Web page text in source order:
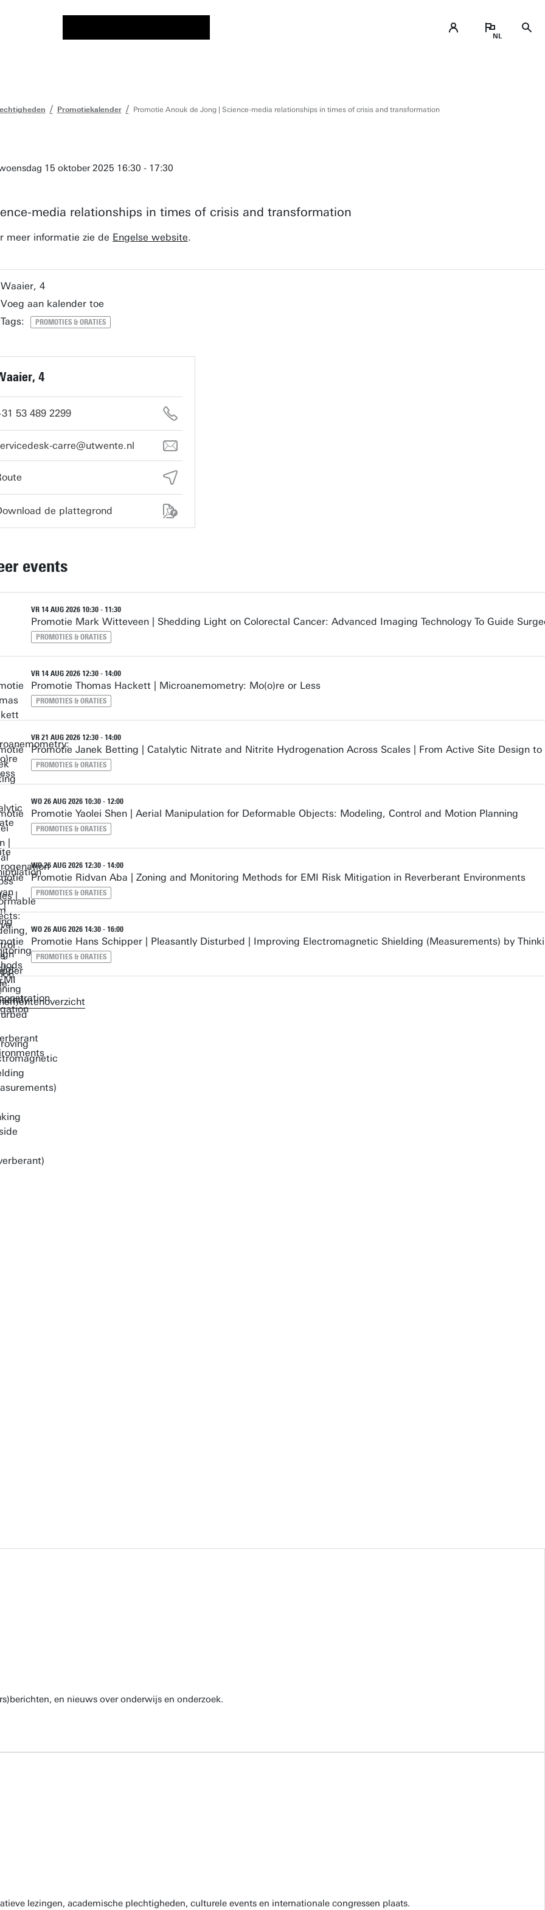
Promotiekalender Promotie Anouk de Jong | Science-media relationships in times of crisis and transformation
15 oktober 2025 16:30 - 17:30
media relationships in times of crisis and transformation
meer informatie zie de Engelse website.
Waaier, 4
Voeg aan kalender toe
Tags:
PROMOTIES & ORATIES
4
53 489 2299
carre@utwente.nl
de plattegrond
events
VR 14 AUG 2026 10:30 - 11:30
Promotie Mark Witteveen | Shedding Light on Colorectal Cancer: Advanced Imaging Technology To Guide
PROMOTIES & ORATIES
VR 14 AUG 2026 12:30 - 14:00
Promotie Thomas Hackett | Microanemometry: Mo(o)re or Less
PROMOTIES & ORATIES
VR 21 AUG 2026 12:30 - 14:00
Promotie Janek Betting | Catalytic Nitrate and Nitrite Hydrogenation Across Scales | From Active Site Design
PROMOTIES & ORATIES
WO 26 AUG 2026 10:30 - 12:00
Promotie Yaolei Shen | Aerial Manipulation for Deformable Objects: Modeling, Control and Motion Planning
PROMOTIES & ORATIES
WO 26 AUG 2026 12:30 - 14:00
Promotie Ridvan Aba | Zoning and Monitoring Methods for EMI Risk Mitigation in Reverberant Environments
PROMOTIES & ORATIES
WO 26 AUG 2026 14:30 - 16:00
Promotie Hans Schipper | Pleasantly Disturbed | Improving Electromagnetic Shielding (Measurements) by
PROMOTIES & ORATIES
en nieuws over onderwijs en onderzoek.
lezingen, academische plechtigheden, culturele events en internationale congressen plaats.